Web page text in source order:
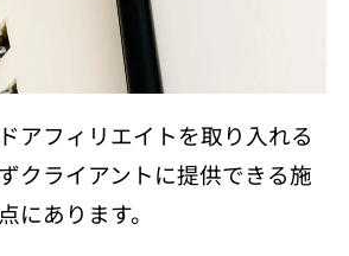
アフィリエイトを取り入れる
クライアントに提供できる施
にあります。